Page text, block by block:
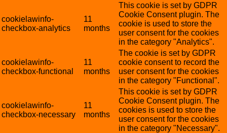
cookielawinfo-
checkbox-analytics
11
months
This cookie is set by GDPR
Cookie Consent plugin. The
cookie is used to store the
user consent for the cookies
in the category "Analytics".
cookielawinfo-
checkbox-functional
11
months
The cookie is set by GDPR
cookie consent to record the
user consent for the cookies
in the category "Functional".
cookielawinfo-
checkbox-necessary
11
months
This cookie is set by GDPR
Cookie Consent plugin. The
cookies is used to store the
user consent for the cookies
in the category "Necessary".